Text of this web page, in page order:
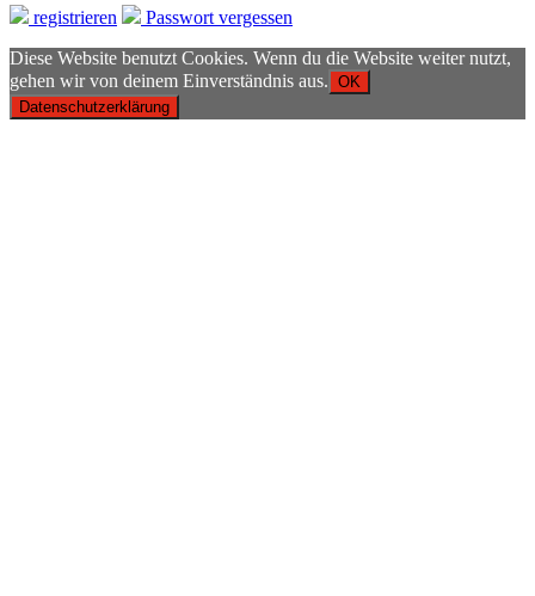
registrieren
Passwort vergessen
Diese Website benutzt Cookies. Wenn du die Website weiter nutzt,
gehen wir von deinem Einverständnis aus. OK
Datenschutzerklärung